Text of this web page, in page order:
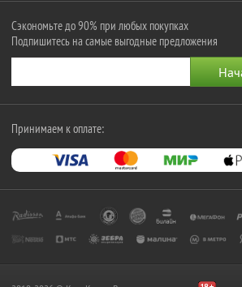
Сэкономьте до 90% при любых покупках
Подпишитесь на самые выгодные предложения
Принимаем к оплате: